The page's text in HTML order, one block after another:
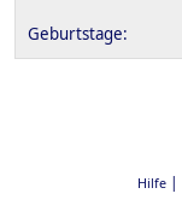
Hilfe|